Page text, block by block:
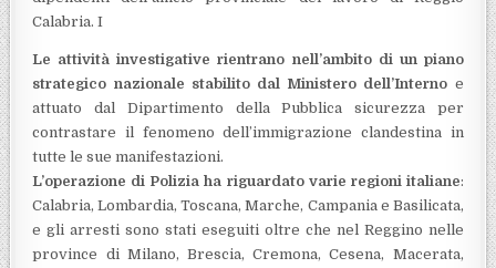
Calabria. I
Le attività investigative rientrano nell’ambito di un piano
strategico nazionale stabilito dal Ministero dell’Interno e
attuato dal Dipartimento della Pubblica sicurezza per
contrastare il fenomeno dell’immigrazione clandestina in
tutte le sue manifestazioni.
L’operazione di Polizia ha riguardato varie regioni italiane:
Calabria, Lombardia, Toscana, Marche, Campania e Basilicata,
e gli arresti sono stati eseguiti oltre che nel Reggino nelle
province di Milano, Brescia, Cremona, Cesena, Macerata,